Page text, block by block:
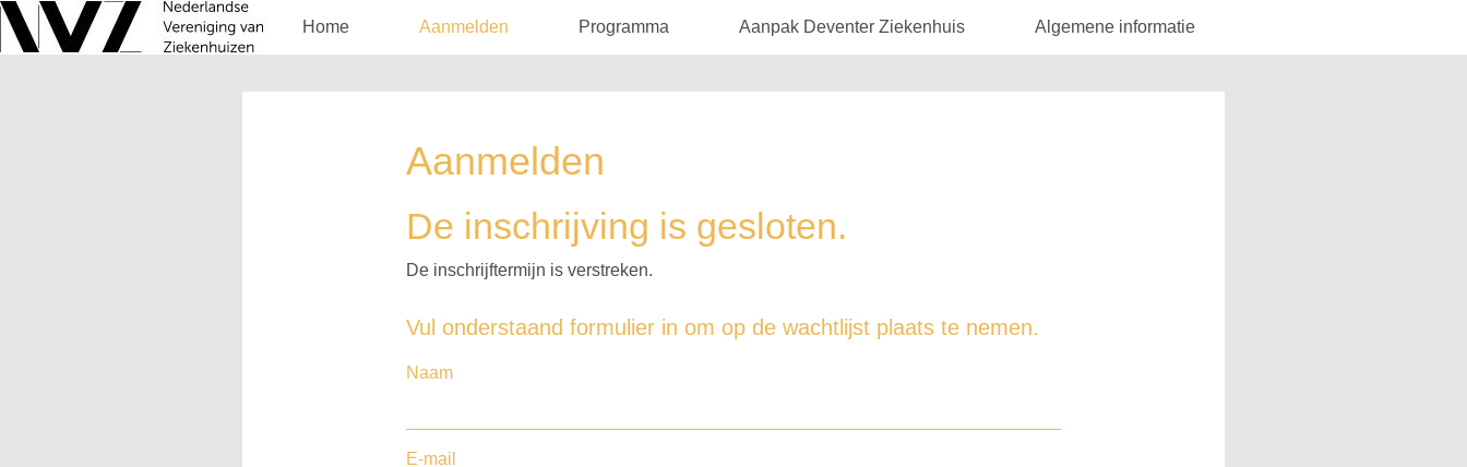
Home Aanmelden Programma Aanpak Deventer Ziekenhuis Algemene informatie
Aanmelden
De inschrijving is gesloten.
De inschrijftermijn is verstreken.
Vul onderstaand formulier in om op de wachtlijst plaats te nemen.
Naam
E-mail